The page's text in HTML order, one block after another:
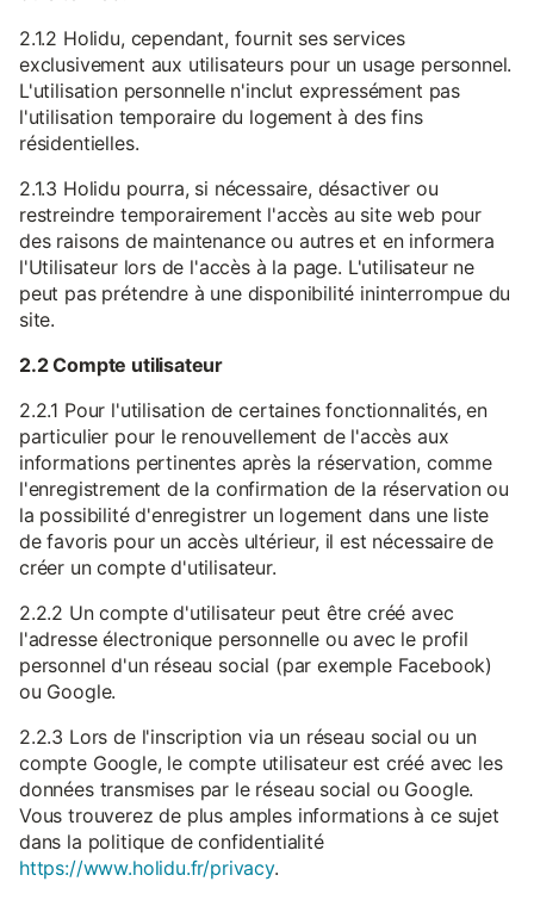
2.1.2 Holidu, cependant, fournit ses services
exclusivement aux utilisateurs pour un usage personnel.
L'utilisation personnelle n'inclut expressément pas
l'utilisation temporaire du logement à des fins
résidentielles.
2.1.3 Holidu pourra, si nécessaire, désactiver ou
restreindre temporairement l'accès au site web pour
des raisons de maintenance ou autres et en informera
l'Utilisateur lors de l'accès à la page. L'utilisateur ne
peut pas prétendre à une disponibilité ininterrompue du
site.
2.2 Compte utilisateur
2.2.1 Pour l'utilisation de certaines fonctionnalités, en
particulier pour le renouvellement de l'accès aux
informations pertinentes après la réservation, comme
l'enregistrement de la confirmation de la réservation ou
la possibilité d'enregistrer un logement dans une liste
de favoris pour un accès ultérieur, il est nécessaire de
créer un compte d'utilisateur.
2.2.2 Un compte d'utilisateur peut être créé avec
l'adresse électronique personnelle ou avec le profil
personnel d'un réseau social (par exemple Facebook)
ou Google.
2.2.3 Lors de l'inscription via un réseau social ou un
compte Google, le compte utilisateur est créé avec les
données transmises par le réseau social ou Google.
Vous trouverez de plus amples informations à ce sujet
dans la politique de confidentialité
https://www.holidu.fr/privacy.